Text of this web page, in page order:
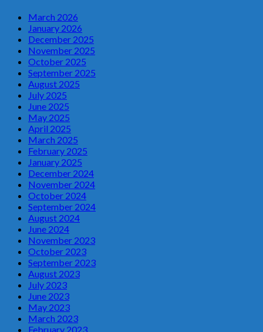
March 2026
January 2026
December 2025
November 2025
October 2025
September 2025
August 2025
July 2025
June 2025
May 2025
April 2025
March 2025
February 2025
January 2025
December 2024
November 2024
October 2024
September 2024
August 2024
June 2024
November 2023
October 2023
September 2023
August 2023
July 2023
June 2023
May 2023
March 2023
February 2023